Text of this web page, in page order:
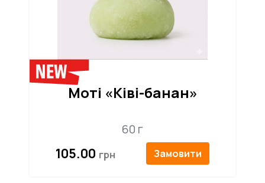
Моті «Ківі-банан»
60 г
105.00 Замовити